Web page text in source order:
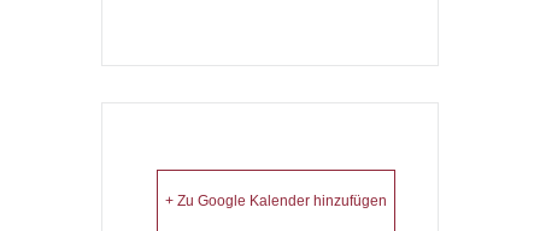
+ Zu Google Kalender hinzufügen